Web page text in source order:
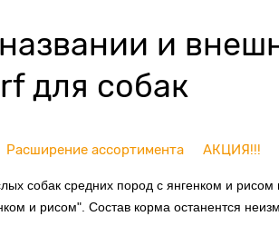
и
для собак
Расширение ассортимента АКЦИЯ!!!
собак средних пород с янгенком и
и рисом". Состав корма останентся